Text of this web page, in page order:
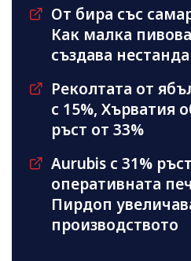
От бира със
Как малка
създава
Реколтата от
с 15%, Хърватия
ръст от 33%
Aurubis с 31%
оперативната
Пирдоп
производството